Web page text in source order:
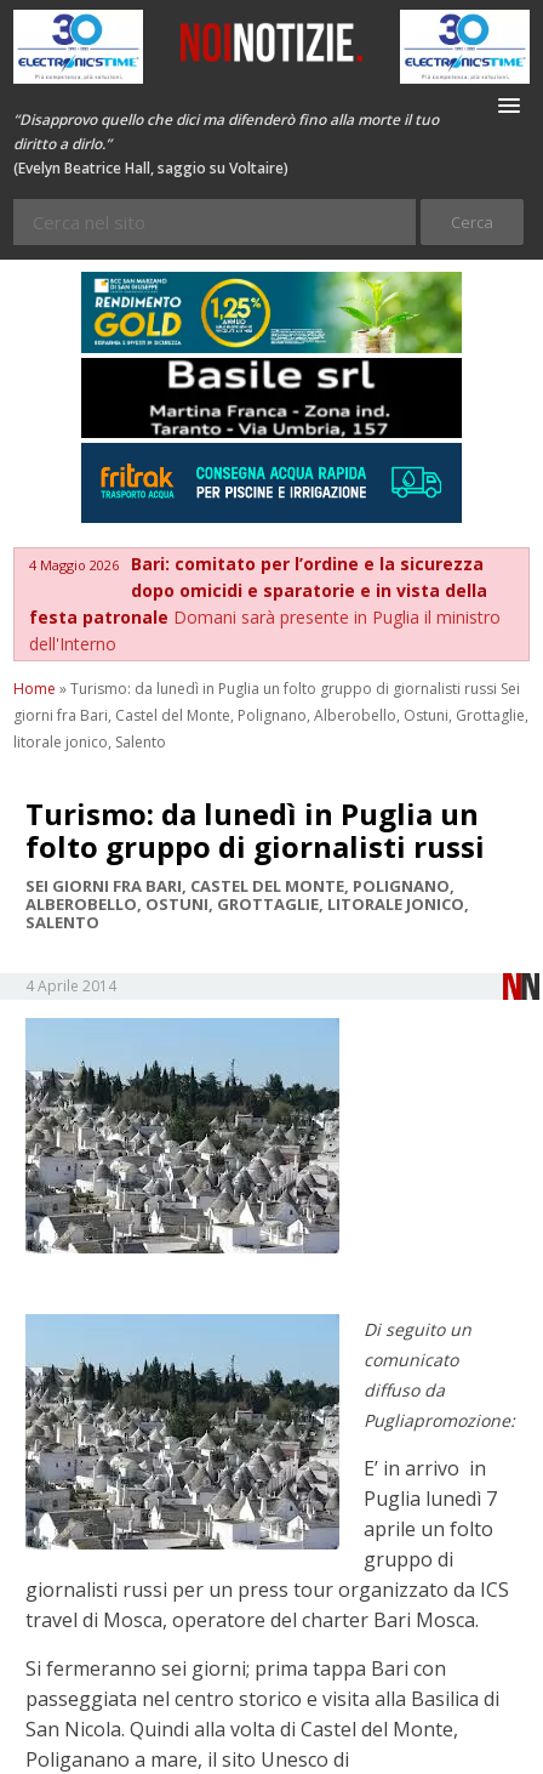
“Disapprovo quello che dici ma difenderò fino alla morte il tuo
diritto a dirlo.”
(Evelyn Beatrice Hall, saggio su Voltaire)
4 Maggio 2026
Bari: comitato per l’ordine e la sicurezza
dopo omicidi e sparatorie e in vista della
festa patronale Domani sarà presente in Puglia il ministro
dell'Interno
Home »Turismo: da lunedì in Puglia un folto gruppo di giornalisti russi Sei
giorni fra Bari, Castel del Monte, Polignano, Alberobello, Ostuni, Grottaglie,
litorale jonico, Salento
Turismo: da lunedì in Puglia un
folto gruppo di giornalisti russi
SEI GIORNI FRA BARI, CASTEL DEL MONTE, POLIGNANO,
ALBEROBELLO, OSTUNI, GROTTAGLIE, LITORALE JONICO,
SALENTO
4 Aprile 2014
Di seguito un
comunicato
diffuso da
Pugliapromozione:
E’ in arrivo in
Puglia lunedì 7
aprile un folto
gruppo di
giornalisti russi per un press tour organizzato da ICS
travel di Mosca, operatore del charter Bari Mosca.
Si fermeranno sei giorni; prima tappa Bari con
passeggiata nel centro storico e visita alla Basilica di
San Nicola. Quindi alla volta di Castel del Monte,
Poliganano a mare, il sito Unesco di